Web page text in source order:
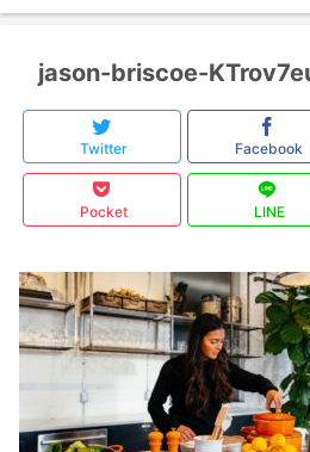
jason-briscoe-
Twitter Facebook
Pocket LINE